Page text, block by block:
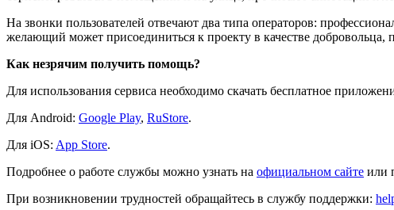
На звонки пользователей отвечают два типа операторов:
желающий может присоединиться к проекту в качестве
Как незрячим получить помощь?
Для использования сервиса необходимо скачать бесплатное
Для Android: Google Play, RuStore.
Для iOS: App Store.
Подробнее о работе службы можно узнать на официальном сайте или
При возникновении трудностей обращайтесь в службу поддержки: